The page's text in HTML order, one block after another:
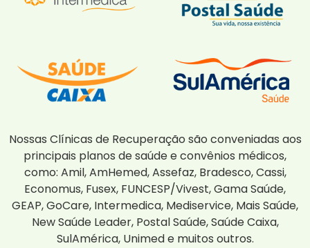
Nossas Clínicas de Recuperação são conveniadas aos
principais planos de saúde e convênios médicos,
como: Amil, AmHemed, Assefaz, Bradesco, Cassi,
Economus, Fusex, FUNCESP/Vivest, Gama Saúde,
GEAP, GoCare, Intermedica, Mediservice, Mais Saúde,
New Saúde Leader, Postal Saúde, Saúde Caixa,
SulAmérica, Unimed e muitos outros.